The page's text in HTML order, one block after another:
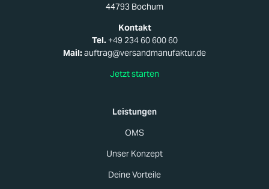
44793 Bochum
Kontakt
Tel.+49 234 60 600 60
Mail:auftrag@versandmanufaktur.de
Jetzt starten
Leistungen
OMS
Unser Konzept
Deine Vorteile